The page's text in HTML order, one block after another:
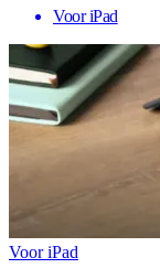
Voor iPad
Voor iPad